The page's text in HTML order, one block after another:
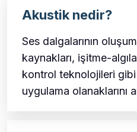
Akustik nedir?
Ses dalgalarının
kaynakları, işitme-
kontrol teknolojileri
uygulama olanaklarını